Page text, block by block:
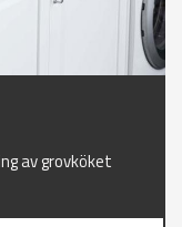
av grovköket